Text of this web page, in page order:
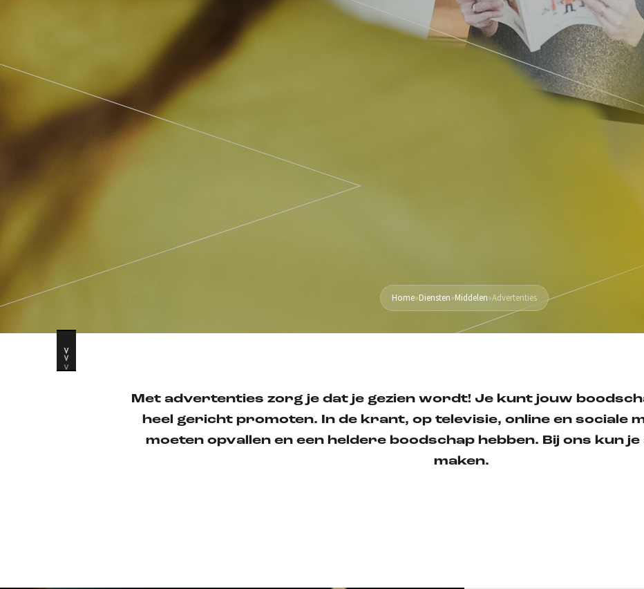
Home»Diensten»Middelen»Advertenties
Met advertenties zorg je dat je gezien wordt! Je kuntjouw
heel gerichtpromoten. In de krant, optelevisie, online en sociale
moeten opvallen en een heldere boodschap hebben. Bij ons kun
maken.